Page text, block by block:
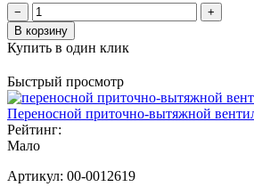
−
+
В корзину
Купить в один клик
Быстрый просмотр
Переносной приточно-вытяжной
Рейтинг:
Мало
Артикул: 00-0012619